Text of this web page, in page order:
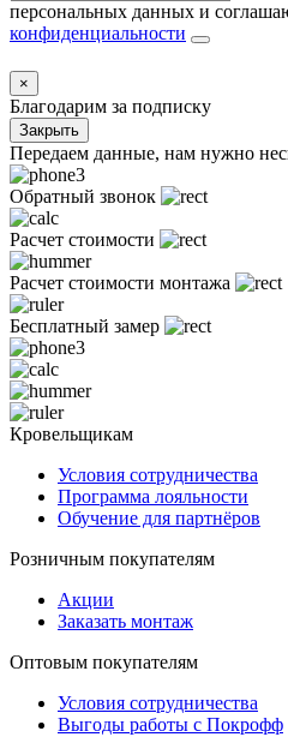
персональных данных и
конфиденциальности
×
Благодарим за подписку
Закрыть
Передаем данные, нам нужно
Обратный звонок
Расчет стоимости
Расчет стоимости монтажа
Бесплатный замер
Кровельщикам
Условия сотрудничества
Программа лояльности
Обучение для партнёров
Розничным покупателям
Акции
Заказать монтаж
Оптовым покупателям
Условия сотрудничества
Выгоды работы с Покрофф